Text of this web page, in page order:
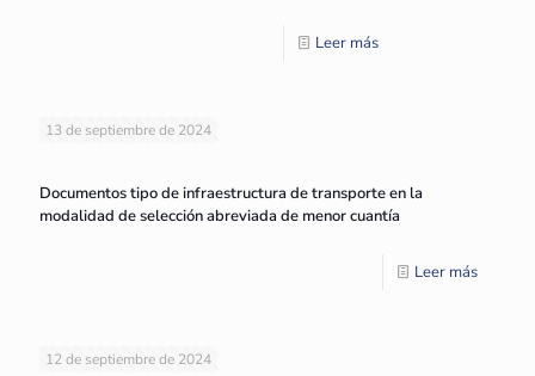
Leer más
13 de septiembre de 2024
Documentos tipo de infraestructura de transporte en la
modalidad de selección abreviada de menor cuantía
Leer más
12 de septiembre de 2024